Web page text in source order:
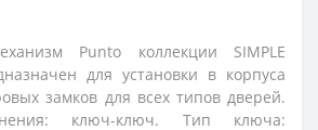
Punto коллекции SIMPLE
для установки в корпуса
замков для всех типов дверей.
ключ-ключ. Тип ключа: